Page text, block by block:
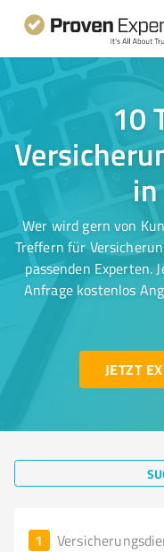
10
Wer wird gern von
Treffern für
passenden Experten.
Anfrage kostenlos
JETZT
1